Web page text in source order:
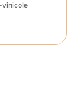
vinicole